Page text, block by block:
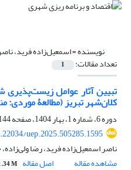
نویسنده =اسمعیل‌زاده فرید،
تعداد مقالات: 1
تبیین آثار عوامل
کلان‌شهر تبریز (مطالعۀ موردی: منطقۀ 5
دوره 6، شماره 1، بهار 1404، صفحه
161
uep.2025.505285.1595
ناصر اسمعیل‌زاده فرید، رضا
مشاهده مقاله
اصل مقاله M